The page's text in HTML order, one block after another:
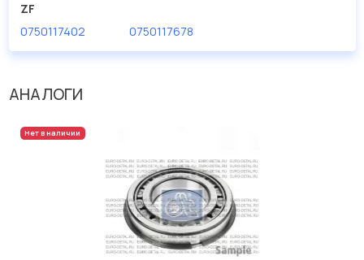
ZF
0750117402
0750117678
АНАЛОГИ
Нет в наличии